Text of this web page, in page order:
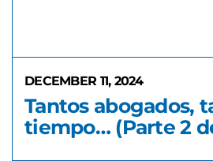
DECEMBER 11, 2024
Tantos abogados,
tiempo… (Parte 2